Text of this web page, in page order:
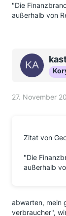
"Die
außerhalb von
27. November
Zitat von
"Die
außerhalb
abwarten, mein
verbraucher",